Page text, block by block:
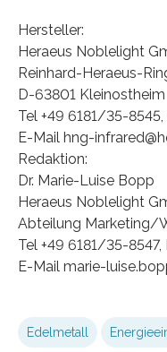
Hersteller:
Heraeus Noblelight
Reinhard-Heraeus-
D-63801 Kleinostheim
Tel +49 6181/35-
E-Mail hng-
Redaktion:
Dr. Marie-Luise Bopp
Heraeus Noblelight
Abteilung Marketing/
Tel +49 6181/35-
E-Mail marie-
Edelmetall